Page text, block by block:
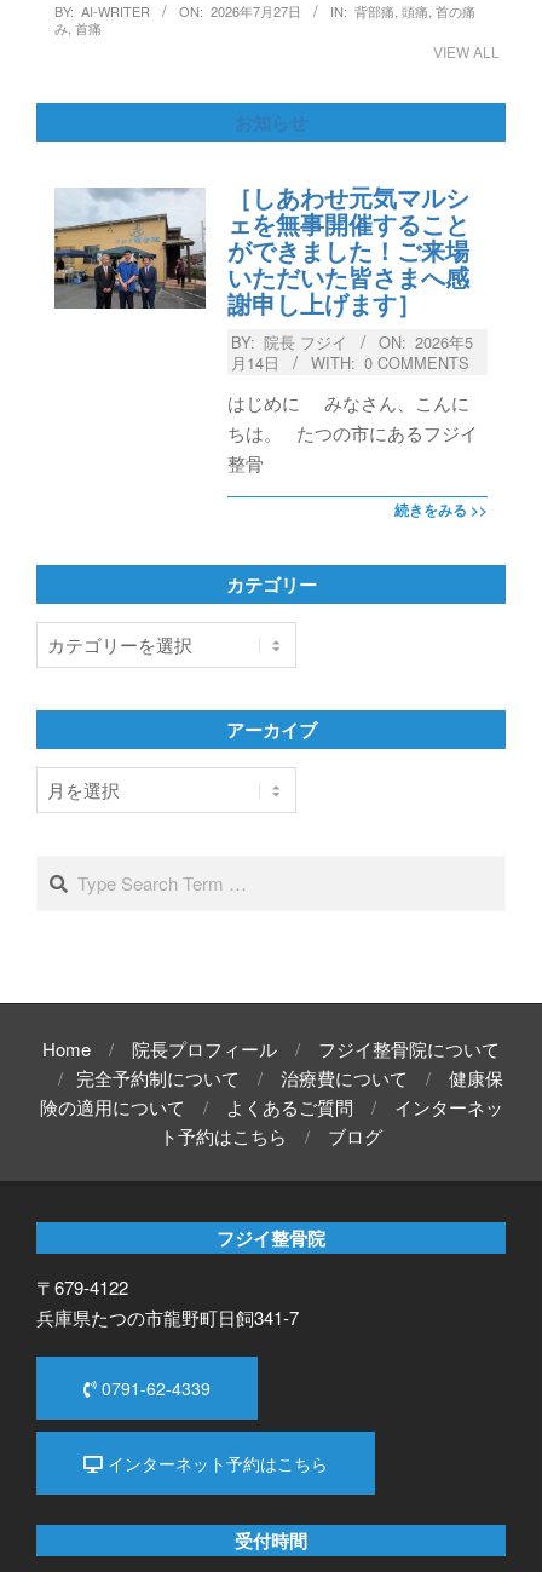
BY: AI-WRITER ON: 2026年7月27日 IN: 背部痛, 頭痛, 首の痛
み, 首痛
VIEW ALL
お知らせ
［しあわせ元気マルシ
ェを無事開催すること
ができました！ご来場
いただいた皆さまへ感
謝申し上げます］
BY: 院長 フジイ ON: 2026年5
月14日
WITH: 0 COMMENTS
はじめに みなさん、こんに
ちは。 たつの市にあるフジイ
整骨
続きをみる >>
カテゴリー
テ
リ
アーカイブ
ア
ー
ブ
Home 院長プロフィール
フジイ整骨院について
完全予約制について
治療費について
健康保
険の適用について
よくあるご質問
インターネッ
ト予約はこちら
ブログ
フジイ整骨院
〒679-4122
兵庫県たつの市龍野町日飼341-7
0791-62-4339
インターネット予約はこちら
受付時間